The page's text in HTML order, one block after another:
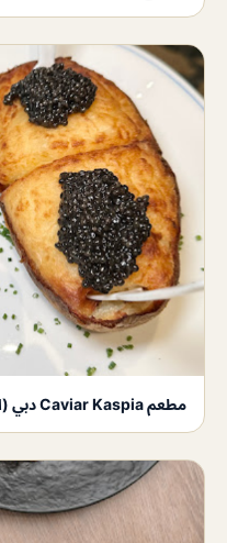
مطعم Caviar Kaspia دبي (الاسعار + المنيو + الموقع)